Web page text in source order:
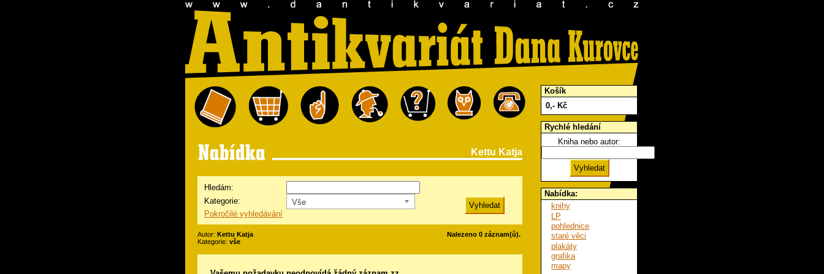
Kettu Katja
Hledám:
Kategorie:
Vše
Pokročilé vyhledávání
Autor: Kettu Katja
Kategorie: vše
Nalezeno 0 záznam(ů).
Košík
0,- Kč
Rychlé hledání
Kniha nebo autor:
Nabídka:
knihy
LP
pohlednice
staré věci
plakáty
grafika
mapy